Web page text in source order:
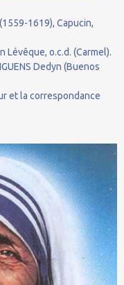
1619), Capucin,
Lévêque, o.c.d. (Carmel).
Dedyn (Buenos
et la correspondance